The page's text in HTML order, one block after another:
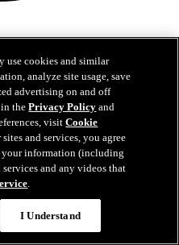
25/04/2026
no 4 | 25/04/2026
use cookies and similar
analyze site usage, save
advertising on and off
in thePrivacy Policy and
visitCookie
and services, you agree
information (including
and any videos that
.
I Understand